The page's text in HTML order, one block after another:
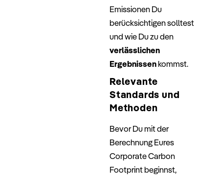
Emissionen Du
berücksichtigen solltest
und wie Du zu den
verlässlichen
Ergebnissenkommst.
Relevante
Standards und
Methoden
Bevor Du mit der
Berechnung Eures
Corporate Carbon
Footprint beginnst,